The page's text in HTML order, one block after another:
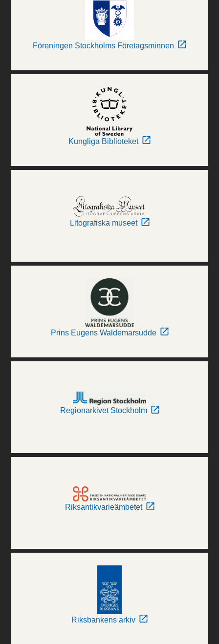
Föreningen Stockholms Företagsminnen
Kungliga Biblioteket
Litografiska museet
Prins Eugens Waldemarsudde
Regionarkivet Stockholm
Riksantikvarieämbetet
Riksbankens arkiv